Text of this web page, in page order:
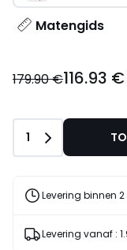
Matengids
€
179.90
€
korting
toegepast.
179.90 €116.93 €
Aantal
1
Levering binnen
Levering vanaf :